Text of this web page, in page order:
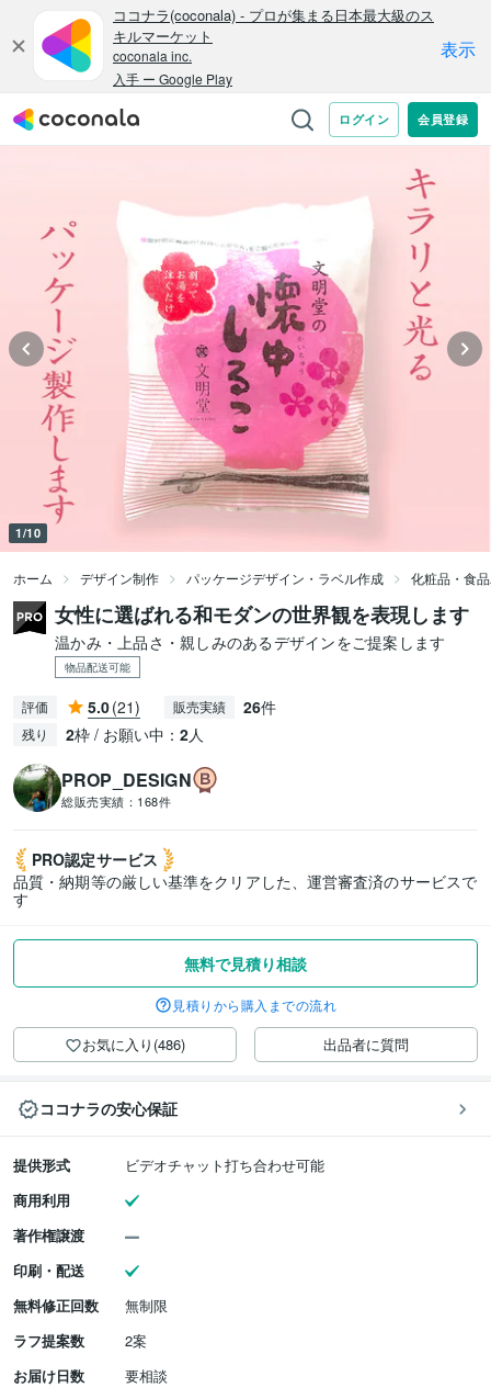
1/10
ホーム デザイン制作 パッケージデザイン・ラベル作成 化粧品・食
女性に選ばれる和モダンの世界観を表現します
温かみ・上品さ・親しみのあるデザインをご提案します
物品配送可能
評価 5.0(21) 販売実績 26件
残り 2枠 / お願い中： 2人
PROP_DESIGN
総販売実績： 168件
PRO認定サービス
品質・納期等の厳しい基準をクリアした、運営審査済のサービスで
す
無料で見積り相談
見積りから購入までの流れ
お気に入り(486) 出品者に質問
ココナラの安心保証
提供形式
ビデオチャット打ち合わせ可能
商用利用
著作権譲渡
印刷・配送
無料修正回数
無制限
ラフ提案数
2案
お届け日数
要相談